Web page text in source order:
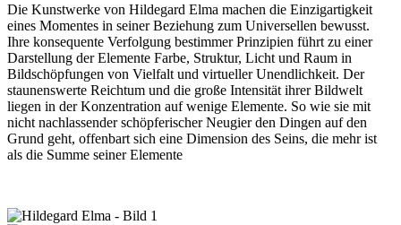
Die Kunstwerke von Hildegard Elma machen die Einzigartigkeit
eines Momentes in seiner Beziehung zum Universellen bewusst.
Ihre konsequente Verfolgung bestimmer Prinzipien führt zu einer
Darstellung der Elemente Farbe, Struktur, Licht und Raum in
Bildschöpfungen von Vielfalt und virtueller Unendlichkeit. Der
staunenswerte Reichtum und die große Intensität ihrer Bildwelt
liegen in der Konzentration auf wenige Elemente. So wie sie mit
nicht nachlassender schöpferischer Neugier den Dingen auf den
Grund geht, offenbart sich eine Dimension des Seins, die mehr ist
als die Summe seiner Elemente